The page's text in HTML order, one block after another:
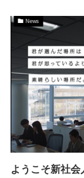
News
ようこそ新社